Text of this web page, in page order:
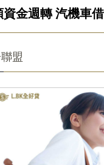
資金週轉 汽機車
盟